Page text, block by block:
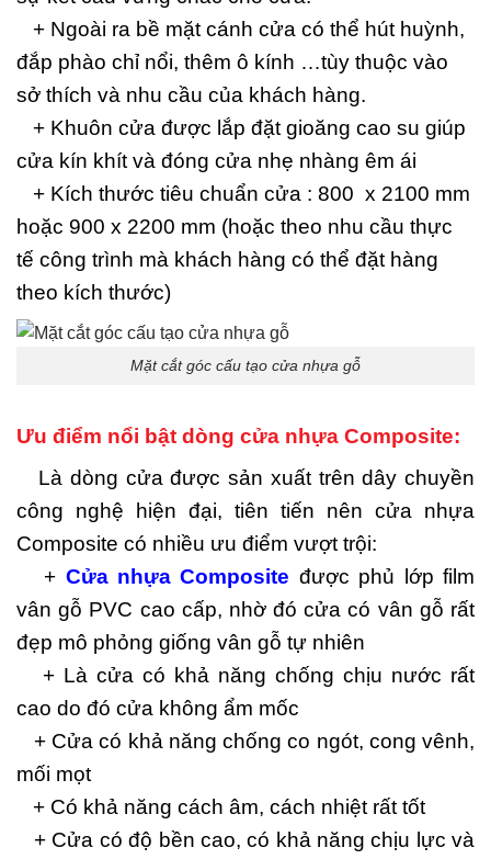
+ Ngoài ra bề mặt cánh cửa có thể hút huỳnh,
đắp phào chỉ nổi, thêm ô kính …tùy thuộc vào
sở thích và nhu cầu của khách hàng.
+ Khuôn cửa được lắp đặt gioăng cao su giúp
cửa kín khít và đóng cửa nhẹ nhàng êm ái
+ Kích thước tiêu chuẩn cửa : 800 x 2100 mm
hoặc 900 x 2200 mm (hoặc theo nhu cầu thực
tế công trình mà khách hàng có thể đặt hàng
theo kích thước)
Mặt cắt góc cấu tạo cửa nhựa gỗ
Ưu điểm nổi bật dòng cửa nhựa Composite:
Là dòng cửa được sản xuất trên dây chuyền
công nghệ hiện đại, tiên tiến nên cửa nhựa
Composite có nhiều ưu điểm vượt trội:
+ Cửa nhựa Composite được phủ lớp film
vân gỗ PVC cao cấp, nhờ đó cửa có vân gỗ rất
đẹp mô phỏng giống vân gỗ tự nhiên
+ Là cửa có khả năng chống chịu nước rất
cao do đó cửa không ẩm mốc
+ Cửa có khả năng chống co ngót, cong vênh,
mối mọt
+ Có khả năng cách âm, cách nhiệt rất tốt
+ Cửa có độ bền cao, có khả năng chịu lực và